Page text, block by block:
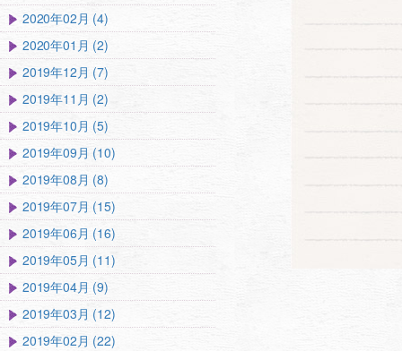
2020年02月 (4)
2020年01月 (2)
2019年12月 (7)
2019年11月 (2)
2019年10月 (5)
2019年09月 (10)
2019年08月 (8)
2019年07月 (15)
2019年06月 (16)
2019年05月 (11)
2019年04月 (9)
2019年03月 (12)
2019年02月 (22)